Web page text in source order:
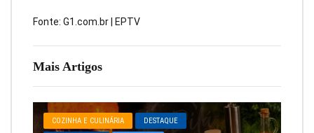
Mais Artigos
COZINHA E CULINÁRIA DESTAQUE
Fonte: G1.com.br | EPTV